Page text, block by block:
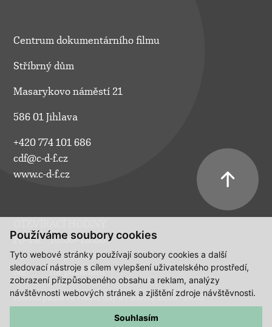
Používáme soubory cookies
Tyto webové stránky používají soubory cookies a další
sledovací nástroje s cílem vylepšení uživatelského prostředí,
zobrazení přizpůsobeného obsahu a reklam, analýzy
návštěvnosti webových stránek a zjištění zdroje návštěvnosti.
Souhlasím
Centrum dokumentárního filmu
Stříbrný dům
Masarykovo náměstí 21
586 01 Jihlava
+420 774 101 686
cdf@c-d-f.cz
www.c-d-f.cz
Po–Pá:
10.00–18.00
So:
na požádání
Ne:
na požádání
Polední pauza ve všední dny a v sobotu 13:00 - 14:00.